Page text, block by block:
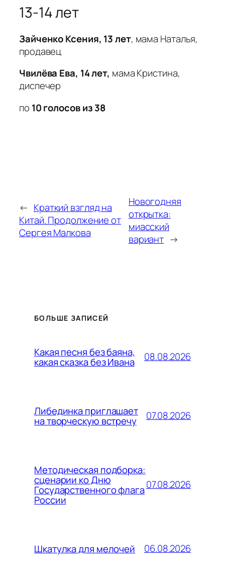
13-14 лет
Зайченко Ксения, 13 лет, мама Наталья,
продавец
Чвилёва Ева, 14 лет, мама Кристина,
диспечер
по 10 голосов из 38
← Краткий взгляд на
Китай. Продолжение от
Сергея Малкова
Новогодняя
открытка:
миасский
вариант →
БОЛЬШЕ ЗАПИСЕЙ
Какая песня без баяна,
какая сказка без Ивана 08.08.2026
Либединка приглашает
на творческую встречу 07.08.2026
Методическая подборка:
сценарии ко Дню
Государственного флага
России
07.08.2026
Шкатулка для мелочей 06.08.2026